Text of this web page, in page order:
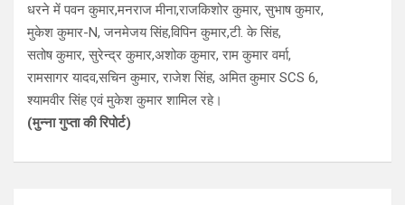
धरने में पवन कुमार,मनराज मीना,राजकिशोर कुमार, सुभाष कुमार,
मुकेश कुमार-N, जनमेजय सिंह,विपिन कुमार,टी. के सिंह,
सतोष कुमार, सुरेन्द्र कुमार,अशोक कुमार, राम कुमार वर्मा,
रामसागर यादव,सचिन कुमार, राजेश सिंह, अमित कुमार SCS 6,
श्यामवीर सिंह एवं मुकेश कुमार शामिल रहे।
(मुन्ना गुप्ता की रिपोर्ट)